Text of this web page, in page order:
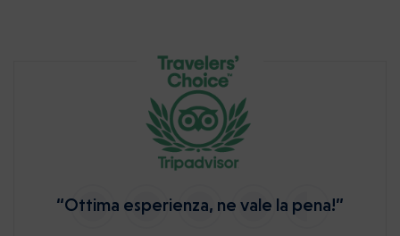
“Ottima esperienza, ne vale la pena!”